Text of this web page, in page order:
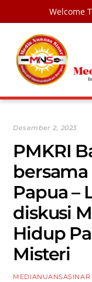
Welcome
content
Desember 2, 2023
PMKRI
Papua –
diskusi
Hidup
Misteri
MEDIANUANSASINAR